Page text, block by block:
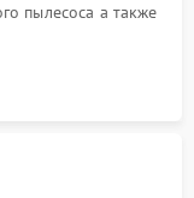
пылесоса а также